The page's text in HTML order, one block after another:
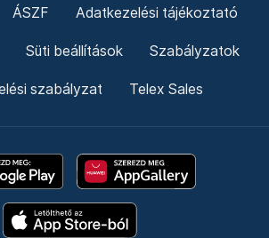
ÁSZF Adatkezelési tájékoztató
Süti beállítások Szabályzatok
szabályzat Telex Sales